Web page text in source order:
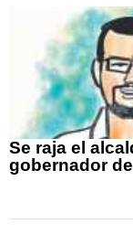
Se raja el
gobernador